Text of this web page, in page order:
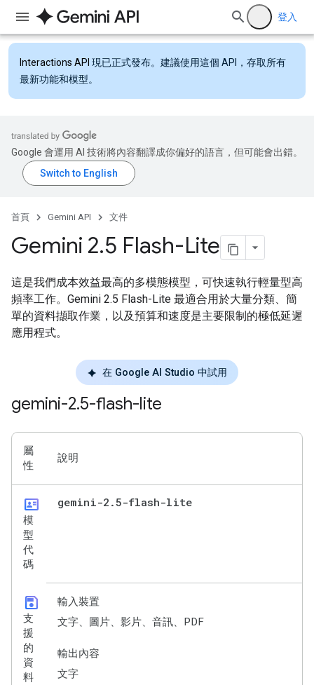
登入
Interactions API 現已正式發布。建議使用這個 API，存取所有
最新功能和模型。
Google 會運用 AI 技術將內容翻譯成你偏好的語言，但可能會出錯。
首頁 Gemini API 文件
Gemini 2.5 Flash-Lite
這是我們成本效益最高的多模態模型，可快速執行輕量型高
頻率工作。Gemini 2.5 Flash-Lite 最適合用於大量分類、簡
單的資料擷取作業，以及預算和速度是主要限制的極低延遲
應用程式。
在 Google AI Studio 中試用
gemini-2.5-flash-lite
屬
性
說明
id_card
模
型
代
碼
gemini-2 .5-flash-lite
save
支
援
的
資
料
輸入裝置
文字、圖片、影片、音訊、PDF
輸出內容
文字